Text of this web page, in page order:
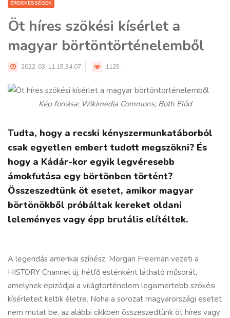
ÉRDEKESSÉGEK
Öt híres szökési kísérlet a
magyar börtöntörténelemből
2022-03-11 15:34:07 1125
Kép forrása: Wikimedia Commons; Both Előd
Tudta, hogy a recski kényszermunkatáborból
csak egyetlen embert tudott megszökni? És
hogy a Kádár-kor egyik legvéresebb
ámokfutása egy börtönben történt?
Összeszedtünk öt esetet, amikor magyar
börtönökből próbáltak kereket oldani
leleményes vagy épp brutális elítéltek.
A legendás amerikai színész, Morgan Freeman vezeti a
HISTORY Channel új, hétfő esténként látható műsorát,
amelynek epizódjai a világtörténelem legismertebb szökési
kísérleteit keltik életre. Noha a sorozat magyarországi esetet
nem mutat be, az alábbi cikkben összeszedtünk öt híres vagy